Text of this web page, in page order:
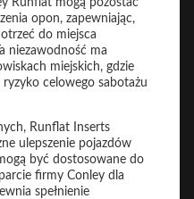
Runflat mogą pozostać
opon, zapewniając,
do miejsca
niezawodność ma
miejskich, gdzie
celowego sabotażu
Runflat Inserts
ulepszenie pojazdów
być dostosowane do
firmy Conley dla
spełnienie